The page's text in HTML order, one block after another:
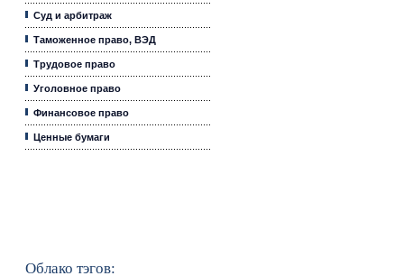
Суд и арбитраж
Таможенное право, ВЭД
Трудовое право
Уголовное право
Финансовое право
Ценные бумаги
Облако тэгов: